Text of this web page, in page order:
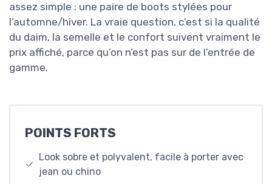
assez simple : une paire de boots stylées pour
l’automne/hiver. La vraie question, c’est si la qualité
du daim, la semelle et le confort suivent vraiment le
prix affiché, parce qu’on n’est pas sur de l’entrée de
gamme.
POINTS FORTS
Look sobre et polyvalent, facile à porter avec
jean ou chino